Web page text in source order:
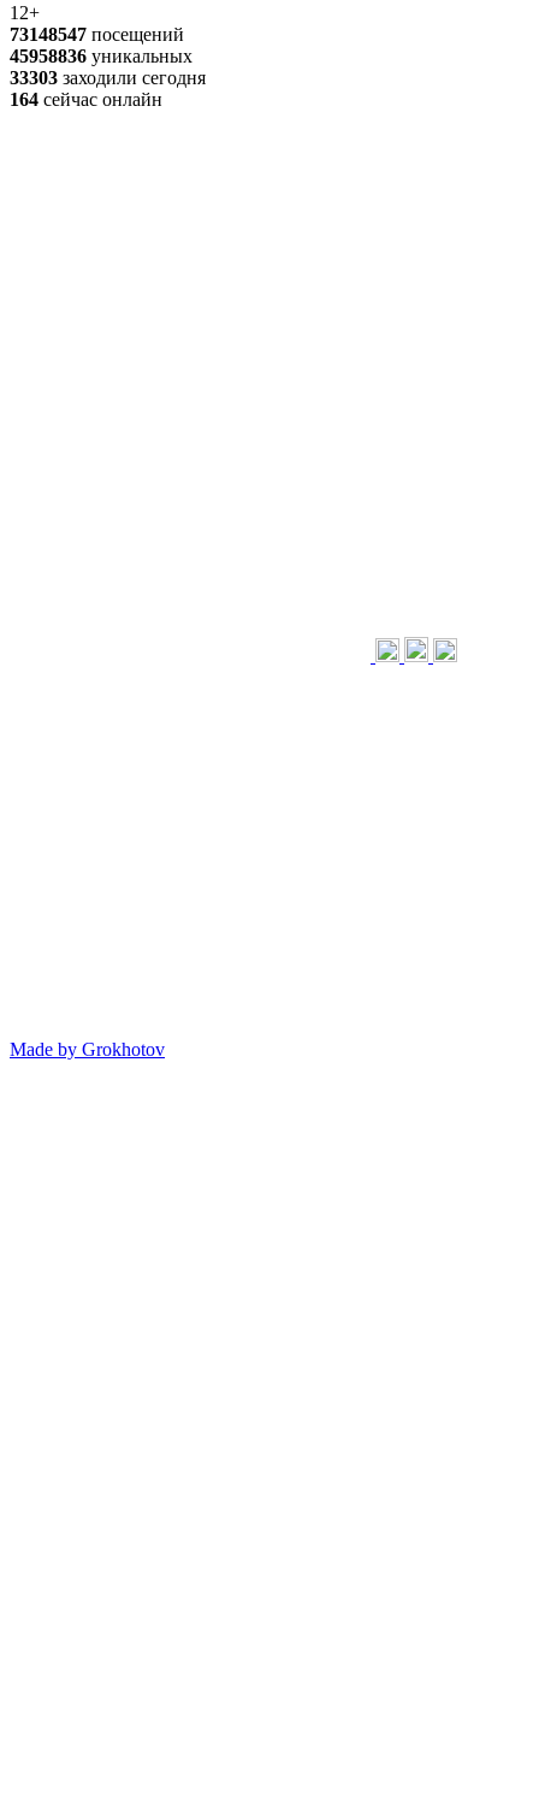
12+
73148547 посещений
45958836 уникальных
33303 заходили сегодня
164 сейчас онлайн
Made by Grokhotov